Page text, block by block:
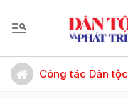
Công tác Dân tộc
Gửi bình luận